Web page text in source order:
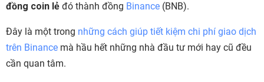
đồng coin lẻ đó thành đồng Binance (BNB).
Đây là một trong những cách giúp tiết kiệm chi phí giao dịch
trên Binance mà hầu hết những nhà đầu tư mới hay cũ đều
cần quan tâm.